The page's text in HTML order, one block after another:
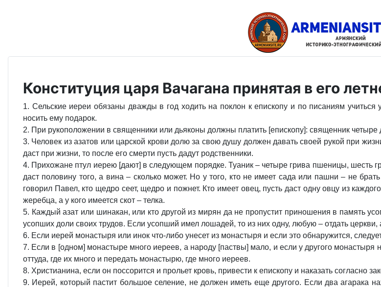
Конституция царя Вачагана принятая в его
1. Сельские иереи обязаны дважды в год ходить на поклон к епископу и по писаниям
носить ему подарок.
2. При рукоположении в священники или дьяконы должны платить [епископу]: священник четыре
3. Человек из азатов или царской крови долю за свою душу должен давать своей рукой при
даст при жизни, то после его смерти пусть дадут родственники.
4. Прихожане птул иерею [дают] в следующем порядке. Туаник – четыре грива пшеницы, шесть
даст половину того, а вина – сколько может. Но у того, кто не имеет сада или пашни – не
говорил Павел, кто щедро сеет, щедро и пожнет. Кто имеет овец, пусть даст одну овцу из
жеребца, а у кого имеется скот – телка.
5. Каждый азат или шинакан, или кто другой из мирян да не пропустит приношения в память
усопших доли своих трудов. Если усопший имел лошадей, то из них одну, любую – отдать церкви,
6. Если иерей монастыря или инок что-либо унесет из монастыря и если это обнаружится,
7. Если в [одном] монастыре много иереев, а народу [паствы] мало, и если у другого монастыря
оттуда, где их много и передать монастырю, где много иереев.
8. Христианина, если он поссорится и прольет кровь, привести к епископу и наказать согласно
9. Иерей, который пастит большое селение, не должен иметь еще другого. Если два агарака